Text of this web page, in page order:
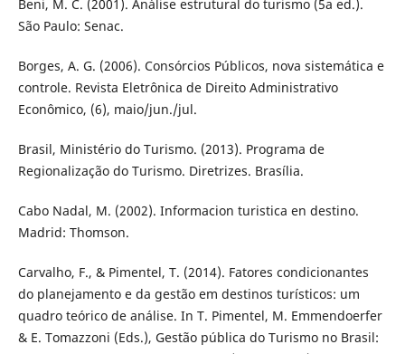
Beni, M. C. (2001). Análise estrutural do turismo (5a ed.).
São Paulo: Senac.
Borges, A. G. (2006). Consórcios Públicos, nova sistemática e
controle. Revista Eletrônica de Direito Administrativo
Econômico, (6), maio/jun./jul.
Brasil, Ministério do Turismo. (2013). Programa de
Regionalização do Turismo. Diretrizes. Brasília.
Cabo Nadal, M. (2002). Informacion turistica en destino.
Madrid: Thomson.
Carvalho, F., & Pimentel, T. (2014). Fatores condicionantes
do planejamento e da gestão em destinos turísticos: um
quadro teórico de análise. In T. Pimentel, M. Emmendoerfer
& E. Tomazzoni (Eds.), Gestão pública do Turismo no Brasil: